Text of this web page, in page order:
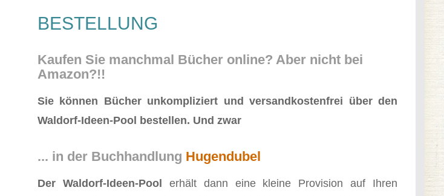
BESTELLUNG
Kaufen Sie manchmal Bücher online? Aber nicht bei
Amazon?!!
Sie können Bücher unkompliziert und versandkostenfrei über den
Waldorf-Ideen-Pool bestellen. Und zwar
... in der Buchhandlung Hugendubel
Der Waldorf-Ideen-Pool
erhält dann eine kleine Provision auf Ihren